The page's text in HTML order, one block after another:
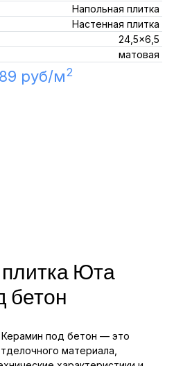
Напольная плитка
Настенная плитка
24,5x6,5
матовая
руб/м2
Юта
бетон
под бетон — это
материала,